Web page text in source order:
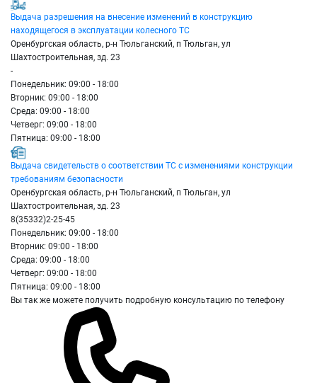
Выдача разрешения на внесение изменений в конструкцию
находящегося в эксплуатации колесного ТС
Оренбургская область, р-н Тюльганский, п Тюльган, ул
Шахтостроительная, зд. 23
-
Понедельник: 09:00 - 18:00
Вторник: 09:00 - 18:00
Среда: 09:00 - 18:00
Четверг: 09:00 - 18:00
Пятница: 09:00 - 18:00
Выдача свидетельств о соответствии ТС с изменениями конструкции
требованиям безопасности
Оренбургская область, р-н Тюльганский, п Тюльган, ул
Шахтостроительная, зд. 23
8(35332)2-25-45
Понедельник: 09:00 - 18:00
Вторник: 09:00 - 18:00
Среда: 09:00 - 18:00
Четверг: 09:00 - 18:00
Пятница: 09:00 - 18:00
Вы так же можете получить подробную консультацию по телефону